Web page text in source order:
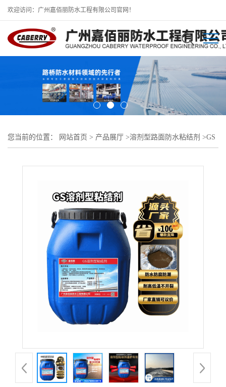
欢迎访问：广州嘉佰丽防水工程有限公司官网！
您当前的位置： 网站首页 > 产品展厅 >溶剂型路面防水粘结剂 >GS